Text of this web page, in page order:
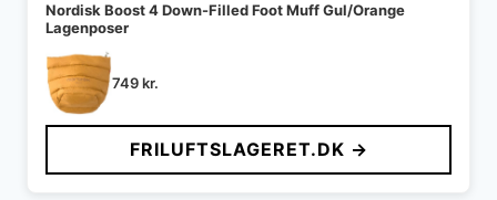
Nordisk Boost 4 Down-Filled Foot Muff Gul/Orange
Lagenposer
749kr.
FRILUFTSLAGERET.DK →